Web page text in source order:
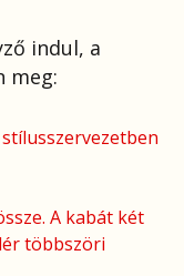
indul, a
meg:
A kabát két
többszöri